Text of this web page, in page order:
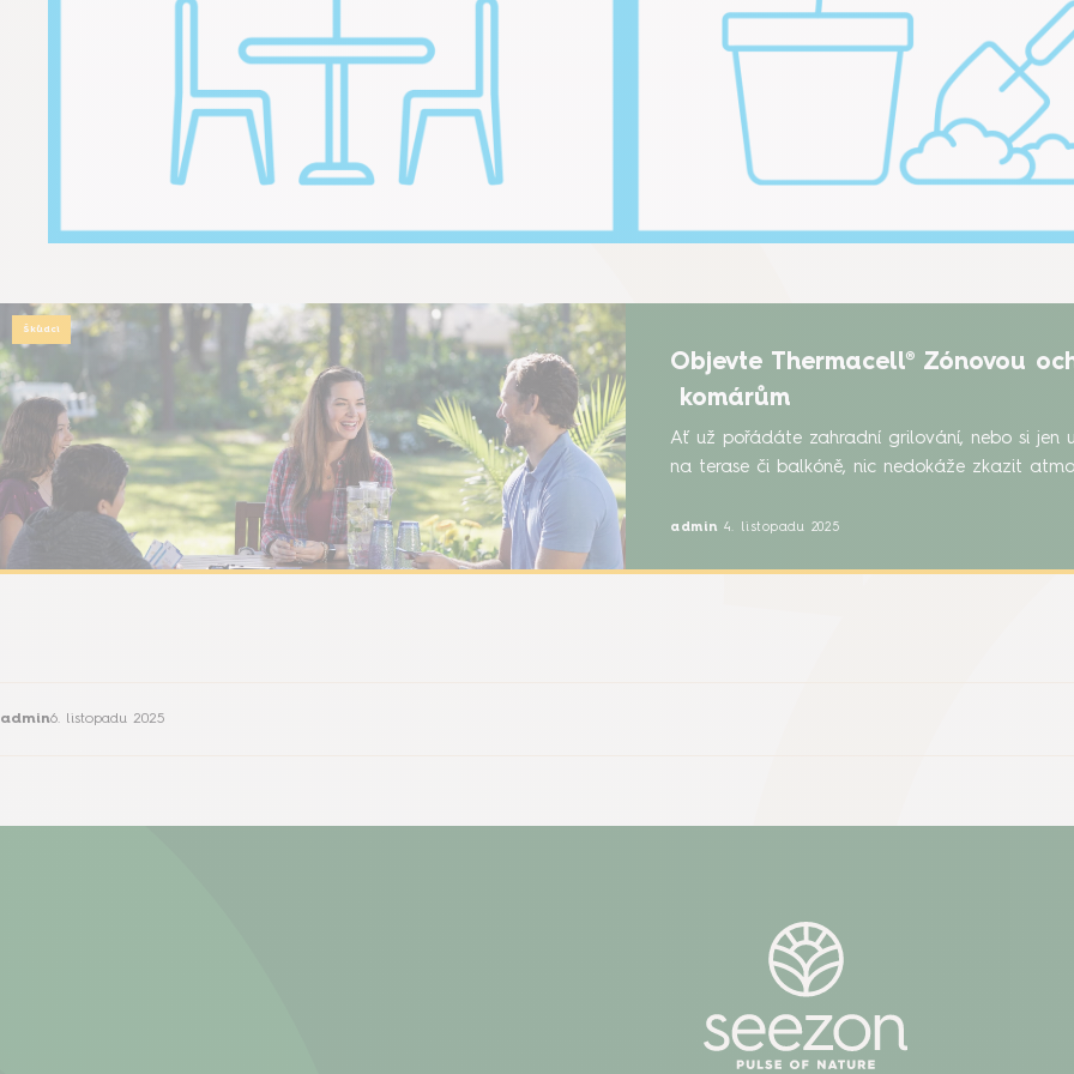
Objevte Thermacell® Zónovou
komárům
Ať už pořádáte zahradní grilování, nebo si jen
na terase či balkóně, nic nedokáže zkazit
je v bezpečné vzdálenosti. Zařízení Thermacell®
admin 4. listopadu 2025
Škůdci
admin6. listopadu 2025